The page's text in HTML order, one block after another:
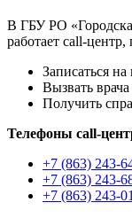
В ГБУ РО
работает call-
Записаться
Вызвать
Получить
Телефоны call-
+7 (863) 243-
+7 (863) 243-
+7 (863) 243-